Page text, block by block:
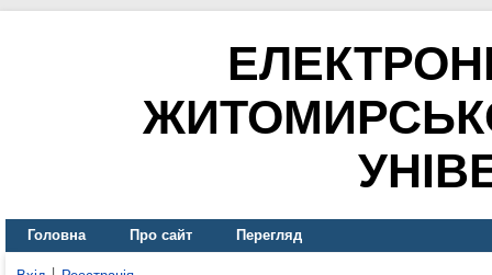
Головна Про сайт Перегляд